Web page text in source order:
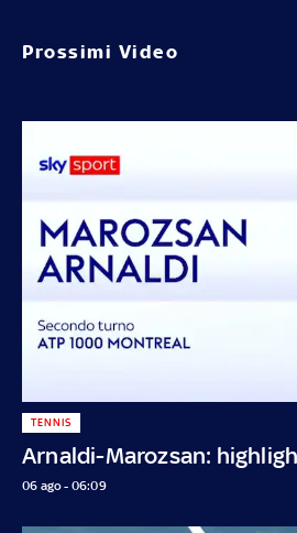
Prossimi Video
Arnaldi-Marozsan:
TENNIS
06 ago - 06:09